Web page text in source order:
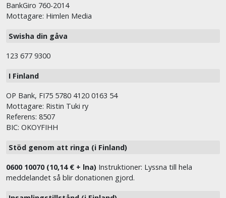
BankGiro 760-2014
Mottagare: Himlen Media
Swisha din gåva
123 677 9300
I Finland
OP Bank, FI75 5780 4120 0163 54
Mottagare: Ristin Tuki ry
Referens: 8507
BIC: OKOYFIHH
Stöd genom att ringa (i Finland)
0600 10070 (10,14 € + lna) Instruktioner: Lyssna till hela
meddelandet så blir donationen gjord.